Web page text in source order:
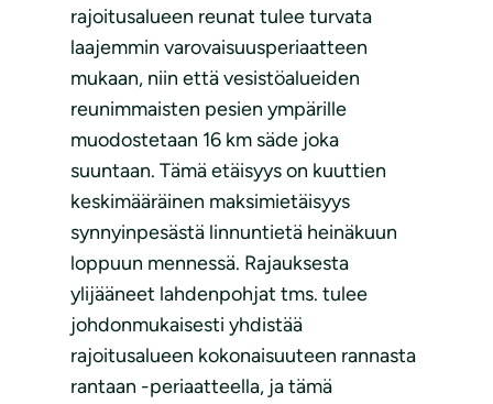
rajoitusalueen reunat tulee turvata
laajemmin varovaisuusperiaatteen
mukaan, niin että vesistöalueiden
reunimmaisten pesien ympärille
muodostetaan 16 km säde joka
suuntaan. Tämä etäisyys on kuuttien
keskimääräinen maksimietäisyys
synnyinpesästä linnuntietä heinäkuun
loppuun mennessä. Rajauksesta
ylijääneet lahdenpohjat tms. tulee
johdonmukaisesti yhdistää
rajoitusalueen kokonaisuuteen rannasta
rantaan -periaatteella, ja tämä